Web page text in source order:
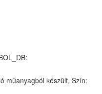
műanyagból készült, Szín: